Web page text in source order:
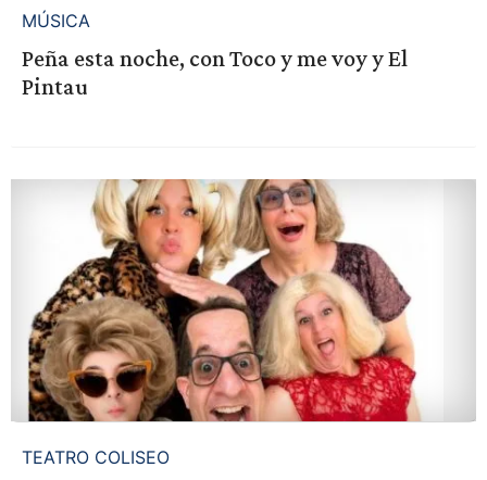
MÚSICA
Peña esta noche, con Toco y me voy y El
Pintau
TEATRO COLISEO